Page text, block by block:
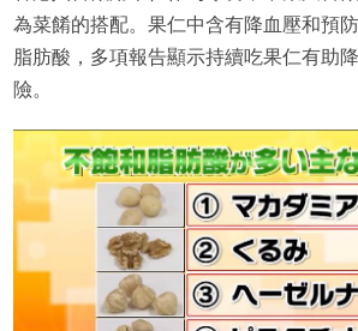
為菜餚的搭配。果仁中含有降血壓和預
脂肪酸，多項報告顯示持續吃果仁有助
險。